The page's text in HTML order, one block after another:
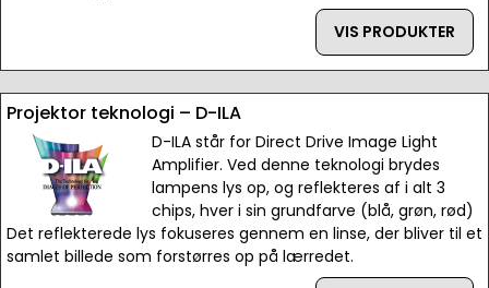
VIS PRODUKTER
Projektor teknologi – D-ILA
D-ILA står for Direct Drive Image Light
Amplifier. Ved denne teknologi brydes
lampens lys op, og reflekteres af i alt 3
chips, hver i sin grundfarve (blå, grøn, rød)
Det reflekterede lys fokuseres gennem en linse, der bliver til et
samlet billede som forstørres op på lærredet.